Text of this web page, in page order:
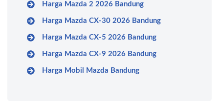
Harga Mazda 2 2026 Bandung
Harga Mazda CX-30 2026 Bandung
Harga Mazda CX-5 2026 Bandung
Harga Mazda CX-9 2026 Bandung
Harga Mobil Mazda Bandung